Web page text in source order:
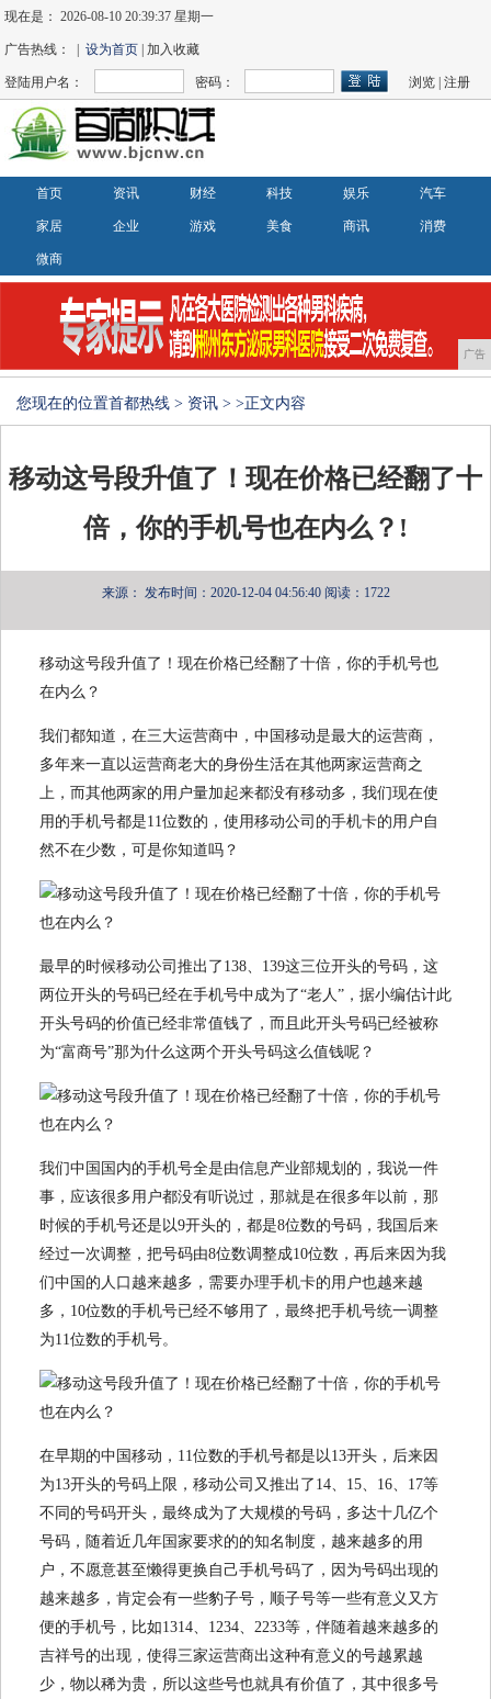
现在是：2026-08-10 20:39:38 星期一
广告热线： |设为首页 | 加入收藏
登陆用户名： 密码： 浏览 |注册
首页 资讯 财经 科技 娱乐 汽车
家居 企业 游戏 美食 商讯 消费
微商
广告
您现在的位置首都热线 > 资讯 > >正文内容
移动这号段升值了！现在价格已经翻了十
倍，你的手机号也在内么？!
来源： 发布时间：2020-12-04 04:56:40 阅读：1722
移动这号段升值了！现在价格已经翻了十倍，你的手机号也
在内么？
我们都知道，在三大运营商中，中国移动是最大的运营商，
多年来一直以运营商老大的身份生活在其他两家运营商之
上，而其他两家的用户量加起来都没有移动多，我们现在使
用的手机号都是11位数的，使用移动公司的手机卡的用户自
然不在少数，可是你知道吗？
最早的时候移动公司推出了138、139这三位开头的号码，这
两位开头的号码已经在手机号中成为了“老人”，据小编估计此
开头号码的价值已经非常值钱了，而且此开头号码已经被称
为“富商号”那为什么这两个开头号码这么值钱呢？
我们中国国内的手机号全是由信息产业部规划的，我说一件
事，应该很多用户都没有听说过，那就是在很多年以前，那
时候的手机号还是以9开头的，都是8位数的号码，我国后来
经过一次调整，把号码由8位数调整成10位数，再后来因为我
们中国的人口越来越多，需要办理手机卡的用户也越来越
多，10位数的手机号已经不够用了，最终把手机号统一调整
为11位数的手机号。
在早期的中国移动，11位数的手机号都是以13开头，后来因
为13开头的号码上限，移动公司又推出了14、15、16、17等
不同的号码开头，最终成为了大规模的号码，多达十几亿个
号码，随着近几年国家要求的的知名制度，越来越多的用
户，不愿意甚至懒得更换自己手机号码了，因为号码出现的
越来越多，肯定会有一些豹子号，顺子号等一些有意义又方
便的手机号，比如1314、1234、2233等，伴随着越来越多的
吉祥号的出现，使得三家运营商出这种有意义的号越累越
少，物以稀为贵，所以这些号也就具有价值了，其中很多号